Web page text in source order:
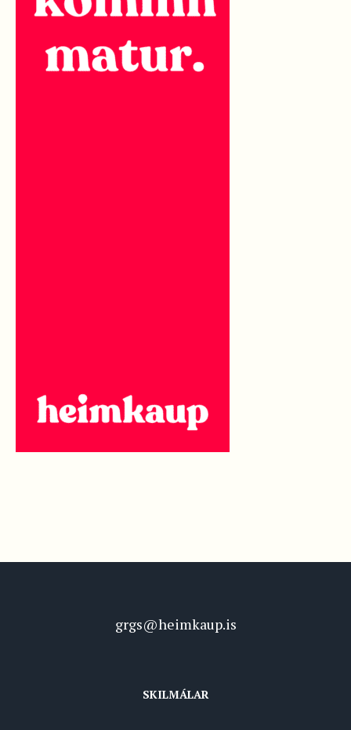
grgs@heimkaup.is
SKILMÁLAR